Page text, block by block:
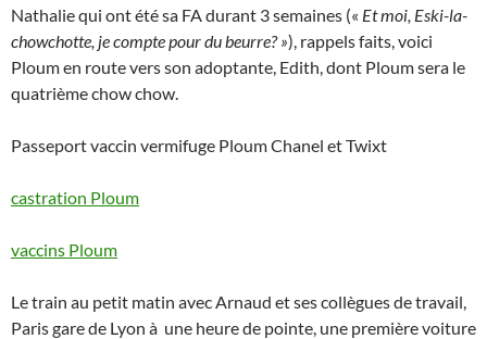
Nathalie qui ont été sa FA durant 3 semaines (« Et moi, Eski-la-
chowchotte, je compte pour du beurre? »), rappels faits, voici
Ploum en route vers son adoptante, Edith, dont Ploum sera le
quatrième chow chow.
Passeport vaccin vermifuge Ploum Chanel et Twixt
castration Ploum
vaccins Ploum
Le train au petit matin avec Arnaud et ses collègues de travail,
Paris gare de Lyon à une heure de pointe, une première voiture